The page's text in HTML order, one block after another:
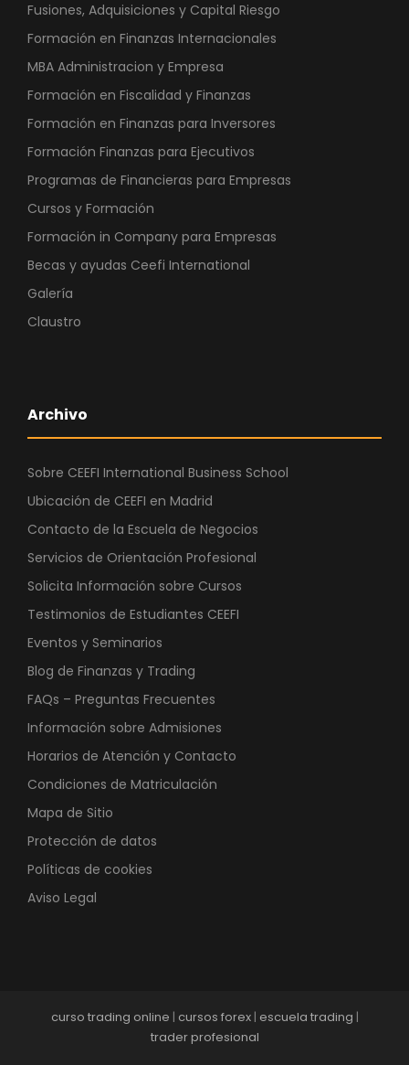
Fusiones, Adquisiciones y Capital Riesgo
Formación en Finanzas Internacionales
MBA Administracion y Empresa
Formación en Fiscalidad y Finanzas
Formación en Finanzas para Inversores
Formación Finanzas para Ejecutivos
Programas de Financieras para Empresas
Cursos y Formación
Formación in Company para Empresas
Becas y ayudas Ceefi International
Galería
Claustro
Archivo
Sobre CEEFI International Business School
Ubicación de CEEFI en Madrid
Contacto de la Escuela de Negocios
Servicios de Orientación Profesional
Solicita Información sobre Cursos
Testimonios de Estudiantes CEEFI
Eventos y Seminarios
Blog de Finanzas y Trading
FAQs – Preguntas Frecuentes
Información sobre Admisiones
Horarios de Atención y Contacto
Condiciones de Matriculación
Mapa de Sitio
Protección de datos
Políticas de cookies
Aviso Legal
curso trading online | cursos forex| escuela trading |
trader profesional